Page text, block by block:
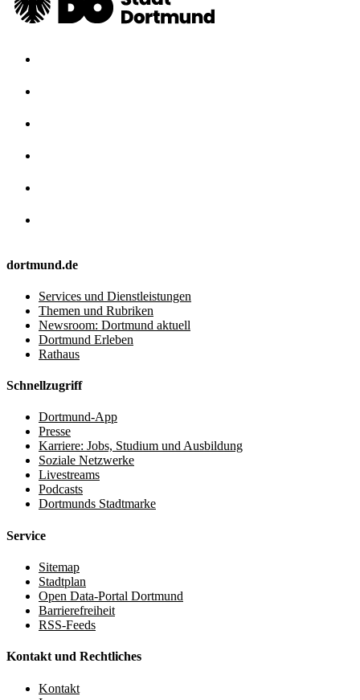
dortmund.de
Services und Dienstleistungen
Themen und Rubriken
Newsroom: Dortmund aktuell
Dortmund Erleben
Rathaus
Schnellzugriff
Dortmund-App
Presse
Karriere: Jobs, Studium und Ausbildung
Soziale Netzwerke
Livestreams
Podcasts
Dortmunds Stadtmarke
Service
Sitemap
Stadtplan
Open Data-Portal Dortmund
Barrierefreiheit
RSS-Feeds
Kontakt und Rechtliches
Kontakt